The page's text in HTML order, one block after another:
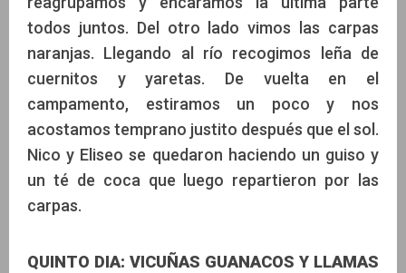
todos juntos. Del otro lado vimos las carpas
naranjas. Llegando al río recogimos leña de
cuernitos y yaretas. De vuelta en el
campamento, estiramos un poco y nos
acostamos temprano justito después que el sol.
Nico y Eliseo se quedaron haciendo un guiso y
un té de coca que luego repartieron por las
carpas.
QUINTO DIA: VICUÑAS GUANACOS Y LLAMAS